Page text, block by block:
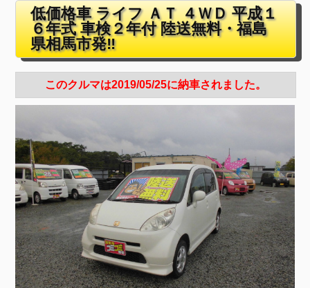
低価格車 ライフ ＡＴ ４ＷＤ 平成１
６年式 車検２年付 陸送無料・福島
県相馬市発‼
このクルマは2019/05/25に納車されました。